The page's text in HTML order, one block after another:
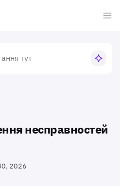
несправностей
2026